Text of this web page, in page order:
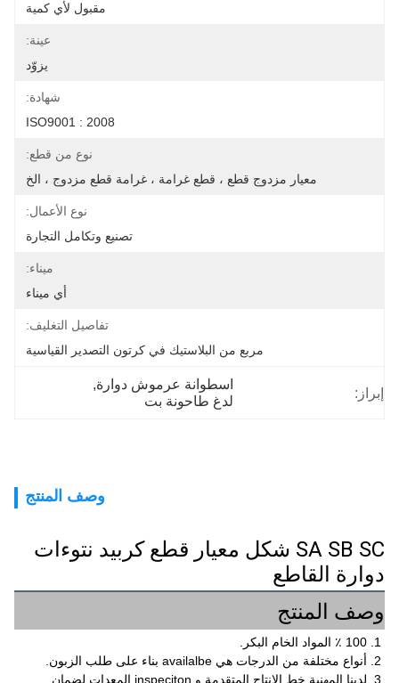
مقبول لأي كمية
عينة:
يزوّد
شهادة:
ISO9001 : 2008
نوع من قطع:
معيار مزدوج قطع ، قطع غرامة ، غرامة قطع مزدوج ، الخ
نوع الأعمال:
تصنيع وتكامل التجارة
ميناء:
أي ميناء
تفاصيل التغليف:
مربع من البلاستيك في كرتون التصدير القياسية
إبراز:
اسطوانة عرموش دوارة,
لدغ طاحونة بت
وصف المنتج
SA SB SC شكل معيار قطع كربيد نتوءات
دوارة القاطع
وصف المنتج
3. لدينا المهنية خط الانتاج المتقدمة و inspeciton المعدات لضمان